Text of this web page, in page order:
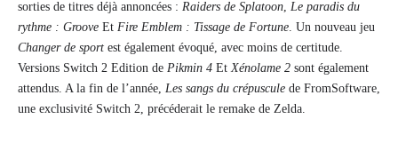
sorties de titres déjà annoncées : Raiders de Splatoon, Le paradis du
rythme : Groove Et Fire Emblem : Tissage de Fortune. Un nouveau jeu
Changer de sport est également évoqué, avec moins de certitude.
Versions Switch 2 Edition de Pikmin 4 EtXénolame 2 sont également
attendus. A la fin de l’année, Les sangs du crépuscule de FromSoftware,
une exclusivité Switch 2, précéderait le remake de Zelda.